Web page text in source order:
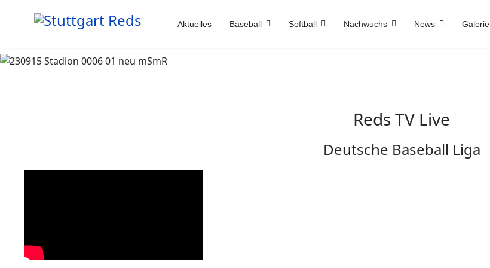
Aktuelles Baseball Softball Nachwuchs News Galerie
Reds TV Live
Deutsche Baseball Liga